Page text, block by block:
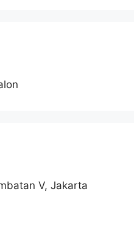
V, Jakarta